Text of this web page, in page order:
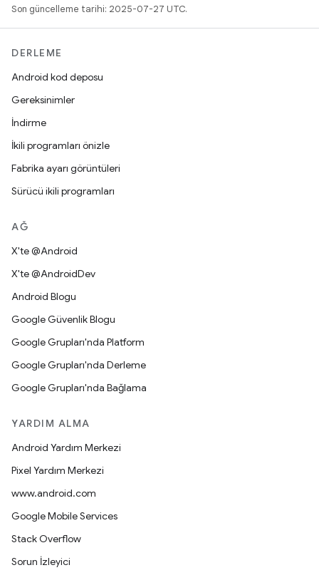
Son güncelleme tarihi: 2025-07-27 UTC.
DERLEME
Android kod deposu
Gereksinimler
İndirme
İkili programları önizle
Fabrika ayarı görüntüleri
Sürücü ikili programları
AĞ
X'te @Android
X'te @AndroidDev
Android Blogu
Google Güvenlik Blogu
Google Grupları'nda Platform
Google Grupları'nda Derleme
Google Grupları'nda Bağlama
YARDIM ALMA
Android Yardım Merkezi
Pixel Yardım Merkezi
www.android.com
Google Mobile Services
Stack Overflow
Sorun İzleyici